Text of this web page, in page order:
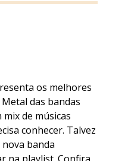
os melhores
das bandas
de músicas
conhecer. Talvez
banda
na playlist. Confira